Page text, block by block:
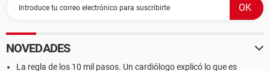
NOVEDADES
La regla de los 10 mil pasos. Un cardiólogo explicó lo que es